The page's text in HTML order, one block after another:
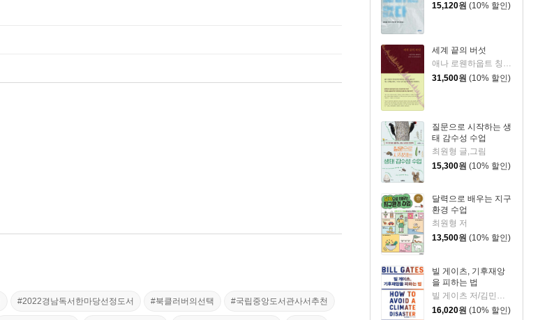
15,120원 (10% 할인)
세계 끝의 버섯
애나 로웬하웁트 칭 저/노고운 역
31,500원 (10% 할인)
질문으로 시작하는 생
태 감수성 수업
최원형 글,그림
15,300원 (10% 할인)
달력으로 배우는 지구
환경 수업
최원형 저
13,500원 (10% 할인)
빌 게이츠, 기후재앙
을 피하는 법
빌 게이츠 저/김민주,이엽 공역
16,020원 (10% 할인)
#2022경남독서한마당선정도서 #북클러버의선택 #국립중앙도서관사서추천